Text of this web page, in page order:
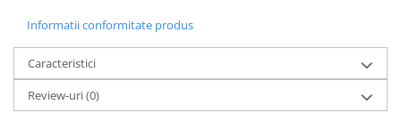
Informatii conformitate produs
Caracteristici
Review-uri(0)